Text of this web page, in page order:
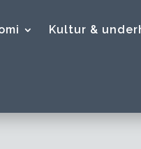
Kultur &